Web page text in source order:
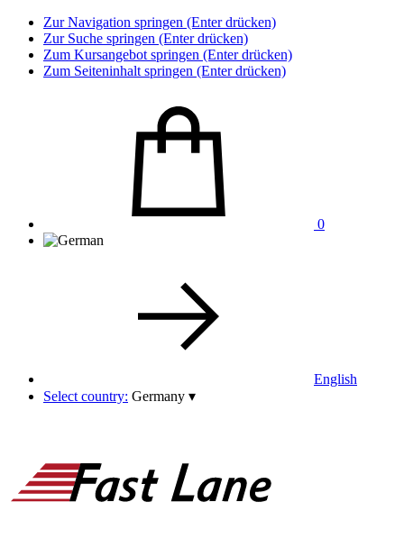
Zur Navigation springen (Enter drücken)
Zur Suche springen (Enter drücken)
Zum Kursangebot springen (Enter drücken)
Zum Seiteninhalt springen (Enter drücken)
0
English
Select country: Germany ▾